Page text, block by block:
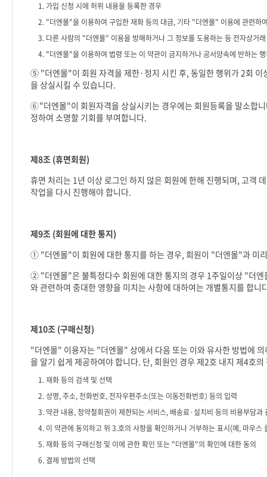
1. 가입 신청 시에 허위 내용을 등록한 경우
2. "더엔몰"을 이용하여 구입한 재화 등의 대금, 기타 "더엔몰" 이용에 관련하
3. 다른 사람의 "더엔몰" 이용을 방해하거나 그 정보를 도용하는 등 전자상거
4. "더엔몰"을 이용하여 법령 또는 이 약관이 금지하거나 공서양속에 반하는
⑤ "더엔몰"이 회원 자격을 제한· 정지 시킨 후, 동일한 행위가2회 이
을 상실시킬 수 있습니다.
⑥"더엔몰"이 회원자격을 상실시키는 경우에는 회원등록을 말소합
정하여 소명할 기회를 부여합니다.
제8조 (휴면회원)
휴면 처리는 1년 이상 로그인 하지 않은 회원에 한해 진행되며, 고객
작업을 다시 진행해야 합니다.
제9조 (회원에 대한 통지)
① "더엔몰"이 회원에 대한 통지를 하는 경우, 회원이 "더엔몰"과 미
② "더엔몰"은 불특정다수 회원에 대한 통지의 경우 1주일이상 "더엔
와 관련하여 중대한 영향을 미치는 사항에 대하여는 개별통지를 합니
제10조 (구매신청)
"더엔몰" 이용자는 "더엔몰" 상에서 다음 또는 이와 유사한 방법에
을 알기 쉽게 제공하여야 합니다. 단, 회원인 경우 제2호 내지 제4호의
1.재화 등의 검색 및 선택
2.성명,주소,전화번호,전자우편주소(또는 이동전화번호)등의 입력
3. 약관 내용,청약철회권이 제한되는 서비스, 배송료·설치비 등의 비용부담과
4. 이 약관에 동의하고 위 3.호의 사항을 확인하거나 거부하는 표시(예, 마우스
5.재화 등의 구매신청 및 이에 관한 확인 또는 "더엔몰"의 확인에 대한 동의
6. 결제 방법의 선택